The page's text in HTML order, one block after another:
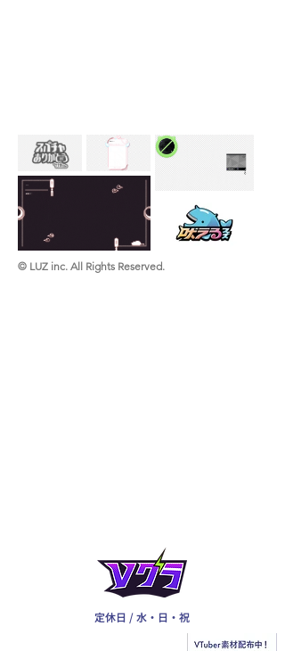
© LUZ inc. All Rights Reserved.
定休日 / 水・日・祝